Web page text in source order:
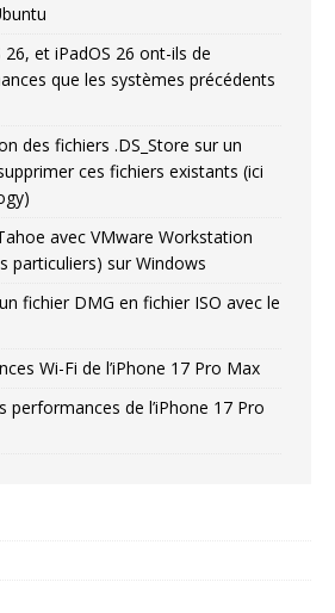
et iPadOS 26 ont-ils de
que les systèmes précédents
des fichiers .DS_Store sur un
ces fichiers existants (ici
avec VMware Workstation
particuliers) sur Windows
fichier DMG en fichier ISO avec le
Wi-Fi de l’iPhone 17 Pro Max
performances de l’iPhone 17 Pro